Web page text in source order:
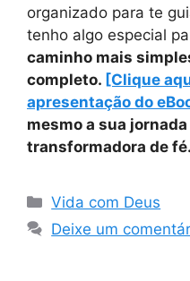
organizado para te
tenho algo especial
caminho mais
completo. [Clique
apresentação do
mesmo a sua
transformadora de fé.
Categorias
Vida com Deus
Deixe um